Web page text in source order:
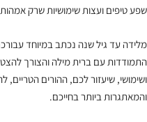
שפע טיפים ועצות שימושיות שרק אמהות
מלידה עד גיל שנה נכתב במיוחד
התמודדות עם ברית מילה והצורך
ושימושי, שיעזור לכם, ההורים
והמאתגרות ביותר בחייכם.